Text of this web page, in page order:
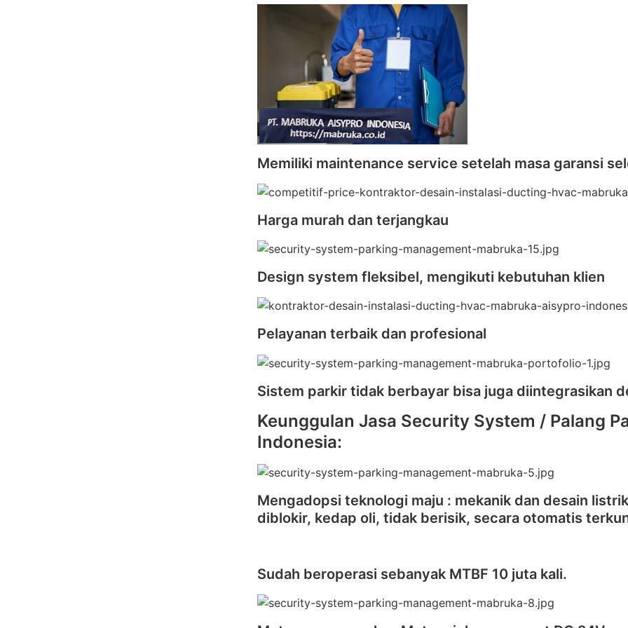
Memiliki maintenance service setelah masa garansi
Harga murah dan terjangkau
Design system fleksibel, mengikuti kebutuhan klien
Pelayanan terbaik dan profesional
Sistem parkir tidak berbayar bisa juga diintegrasikan
Keunggulan Jasa Security System / Palang
Indonesia:
Mengadopsi teknologi maju : mekanik dan desain
diblokir, kedap oli, tidak berisik, secara otomatis
Sudah beroperasi sebanyak MTBF 10 juta kali.